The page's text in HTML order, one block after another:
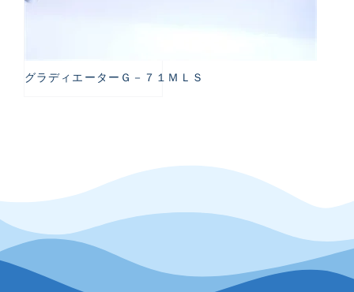
グラディエーターＧ－７１ＭＬＳ